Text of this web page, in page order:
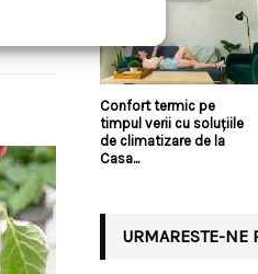
Confort termic pe
timpul verii cu soluțiile
de climatizare de la
Casa...
URMARESTE-NE